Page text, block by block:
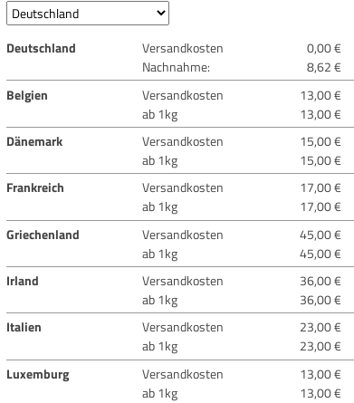
Deutschland Versandkosten 0,00 €
Nachnahme: 8,62 €
Belgien Versandkosten 13,00 €
ab 1kg 13,00 €
Dänemark Versandkosten 15,00 €
ab 1kg 15,00 €
Frankreich Versandkosten 17,00 €
ab 1kg 17,00 €
Griechenland Versandkosten 45,00 €
ab 1kg 45,00 €
Irland Versandkosten 36,00 €
ab 1kg 36,00 €
Italien Versandkosten 23,00 €
ab 1kg 23,00 €
Luxemburg Versandkosten 13,00 €
ab 1kg 13,00 €